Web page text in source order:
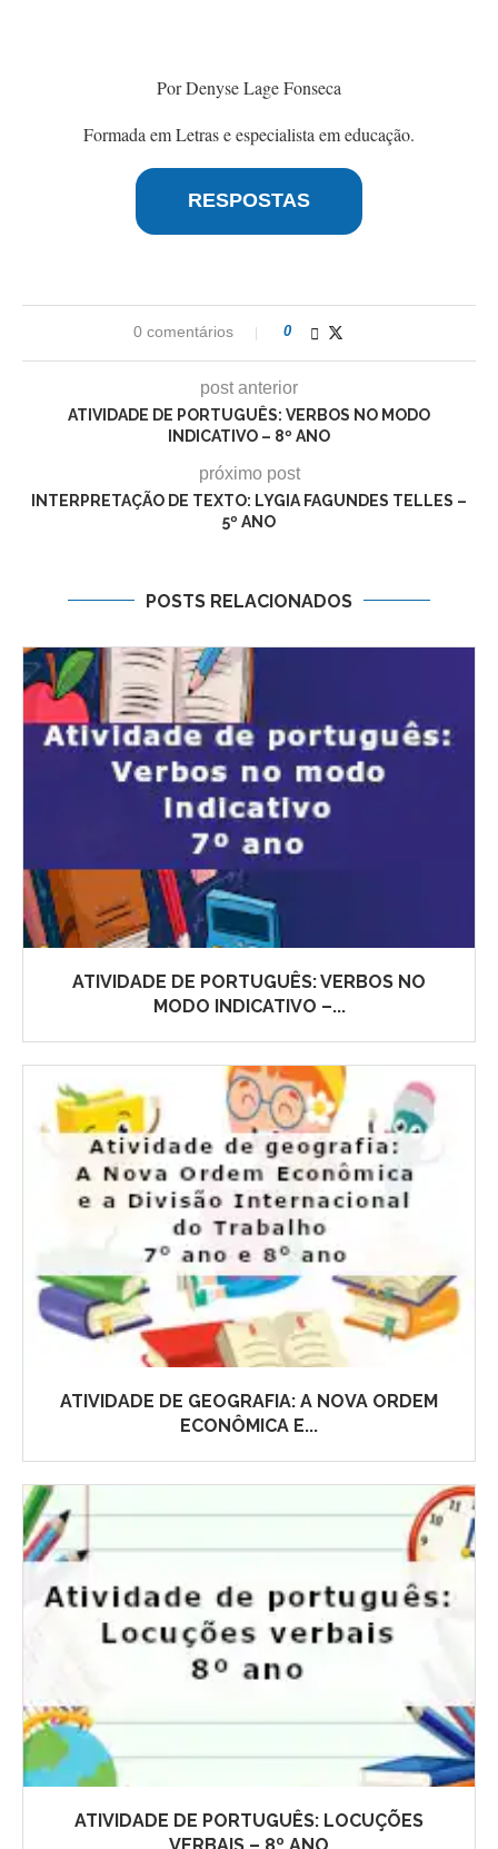
Por Denyse Lage Fonseca
Formada em Letras e especialista em educação.
RESPOSTAS
0 comentários 0
post anterior
ATIVIDADE DE PORTUGUÊS: VERBOS NO MODO
INDICATIVO – 8º ANO
próximo post
INTERPRETAÇÃO DE TEXTO: LYGIA FAGUNDES TELLES –
5º ANO
POSTS RELACIONADOS
ATIVIDADE DE PORTUGUÊS: VERBOS NO
MODO INDICATIVO –...
ATIVIDADE DE GEOGRAFIA: A NOVA ORDEM
ECONÔMICA E...
ATIVIDADE DE PORTUGUÊS: LOCUÇÕES
VERBAIS – 8º ANO